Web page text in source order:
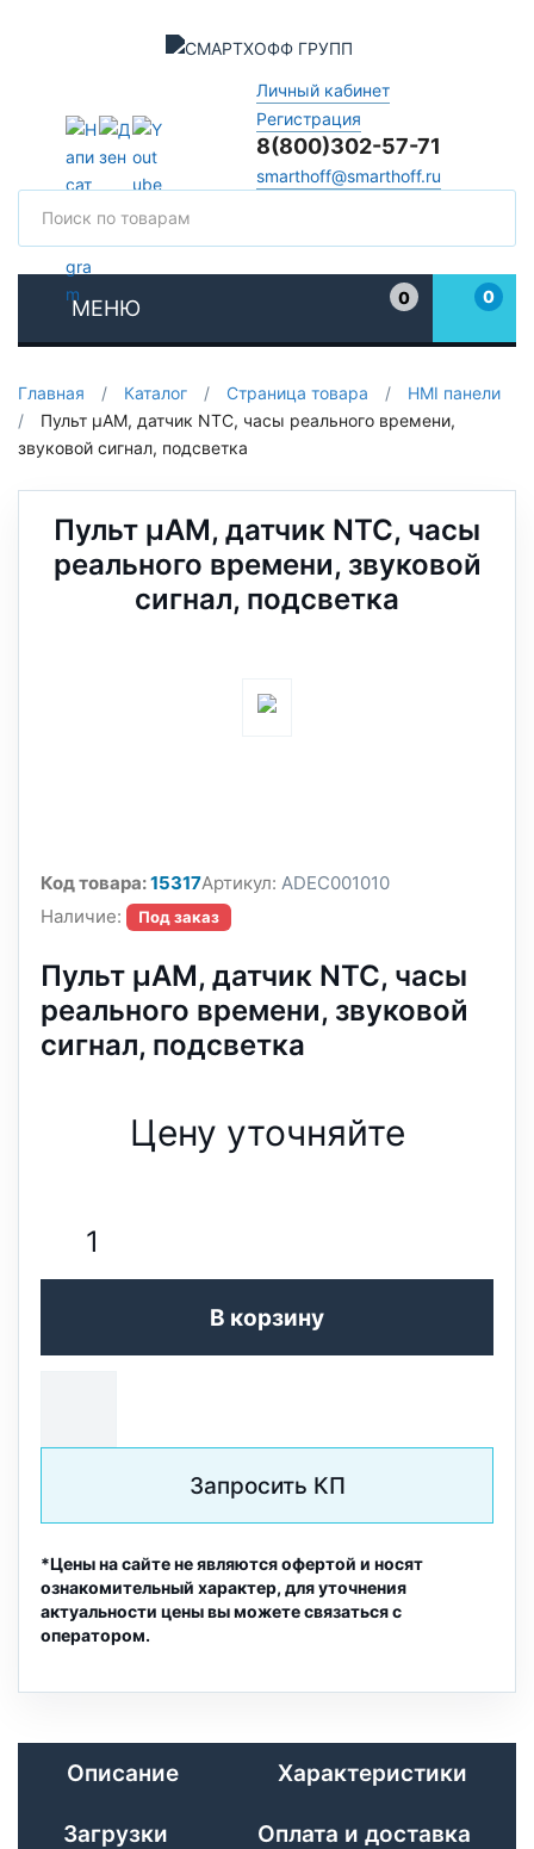
Личный кабинет
Регистрация
8(800)302-57-71
smarthoff@smarthoff.ru
МЕНЮ
0
0
Главная / Каталог / Страница товара /
HMI панели
/
Пульт µAM, датчик NTC, часы реального времени,
звуковой сигнал, подсветка
Пульт µAM, датчик NTC, часы
реального времени, звуковой
сигнал, подсветка
Код товара:15317Артикул: ADEC001010
Наличие:
Под заказ
Пульт µAM, датчик NTC, часы
реального времени, звуковой
сигнал, подсветка
Цену уточняйте
В корзину
Запросить КП
*Цены на сайте не являются офертой и носят
ознакомительный характер, для уточнения
актуальности цены вы можете связаться с
оператором.
Описание Характеристики
Загрузки Оплата и доставка